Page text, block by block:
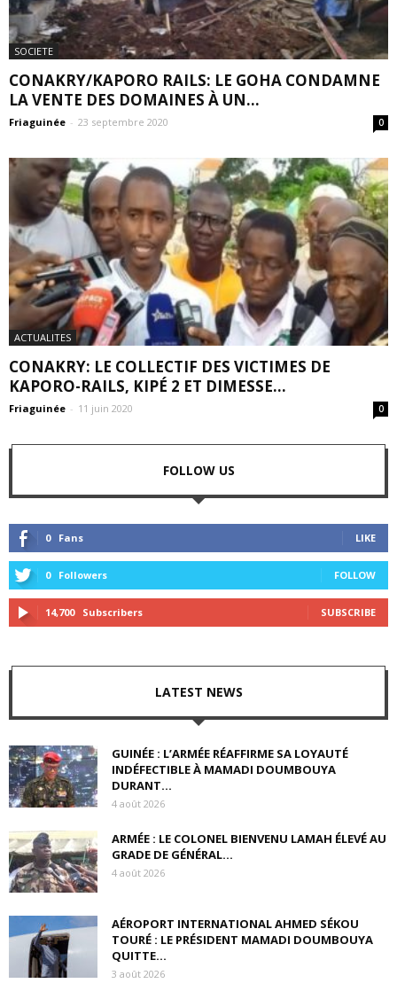
SOCIETE
CONAKRY/KAPORO RAILS: LE GOHA CONDAMNE
LA VENTE DES DOMAINES À UN...
Friaguinée - 23 septembre 2020 0
ACTUALITES
CONAKRY: LE COLLECTIF DES VICTIMES DE
KAPORO-RAILS, KIPÉ 2 ET DIMESSE...
Friaguinée - 11 juin 2020 0
FOLLOW US
0 Fans LIKE
0 Followers FOLLOW
14,700 Subscribers SUBSCRIBE
LATEST NEWS
GUINÉE : L’ARMÉE RÉAFFIRME SA LOYAUTÉ
INDÉFECTIBLE À MAMADI DOUMBOUYA
DURANT...
4 août 2026
ARMÉE : LE COLONEL BIENVENU LAMAH ÉLEVÉ AU
GRADE DE GÉNÉRAL...
4 août 2026
AÉROPORT INTERNATIONAL AHMED SÉKOU
TOURÉ : LE PRÉSIDENT MAMADI DOUMBOUYA
QUITTE...
3 août 2026